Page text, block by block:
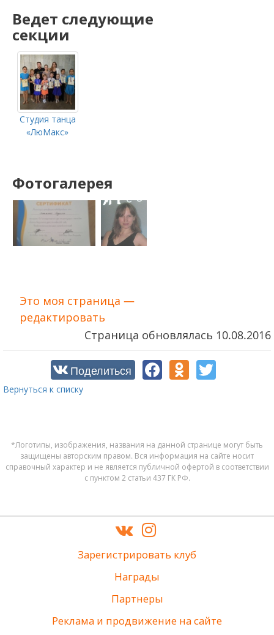
Ведет следующие
секции
Студия танца
«ЛюМакс»
Фотогалерея
Это моя страница —
редактировать
Страница обновлялась 10.08.2016
Поделиться
Вернуться к списку
*Логотипы, изображения, названия на данной странице могут быть
защищены авторским правом. Вся информация на сайте носит
справочный характер и не является публичной офертой в соответствии
с пунктом 2 статьи 437 ГК РФ.
Зарегистрировать клуб
Награды
Партнеры
Реклама и продвижение на сайте